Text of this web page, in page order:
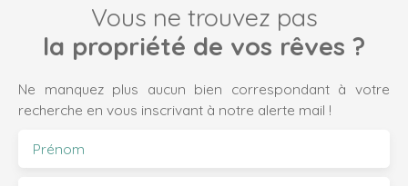
Vous ne trouvez pas
la propriété de vos rêves ?
Ne manquez plus aucun bien correspondant à votre
recherche en vous inscrivant à notre alerte mail !
Prénom